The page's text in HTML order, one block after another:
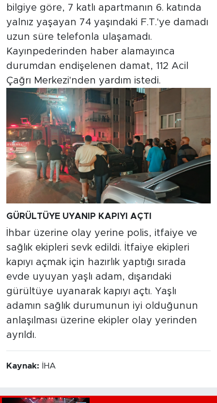
bilgiye göre, 7 katlı apartmanın 6. katında
yalnız yaşayan 74 yaşındaki F.T.'ye damadı
uzun süre telefonla ulaşamadı.
Kayınpederinden haber alamayınca
durumdan endişelenen damat, 112 Acil
Çağrı Merkezi'nden yardım istedi.
GÜRÜLTÜYE UYANIP KAPIYI AÇTI
İhbar üzerine olay yerine polis, itfaiye ve
sağlık ekipleri sevk edildi. İtfaiye ekipleri
kapıyı açmak için hazırlık yaptığı sırada
evde uyuyan yaşlı adam, dışarıdaki
gürültüye uyanarak kapıyı açtı. Yaşlı
adamın sağlık durumunun iyi olduğunun
anlaşılması üzerine ekipler olay yerinden
ayrıldı.
Kaynak: İHA